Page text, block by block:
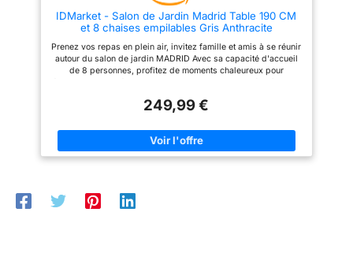
varier légèrement.
Attention : 1. Veuillez
pour prolonger le temps
de service. 2. Ce kit est
dans la boîte 1) dont
varier. Merci de votre
compréhension.
IDMarket - Salon de Jardin Madrid Table 190 CM
et 8 chaises empilables Gris Anthracite
Prenez vos repas en plein air, invitez famille et amis à se réunir
autour du salon de jardin MADRID Avec sa capacité d'accueil
de 8 personnes, profitez de moments chaleureux pour
de table en verre trempé, le salon MADRID apporte modernité
Dimensions chaise : L. 51.5 x l. 68 x H. 84 cm
249,99 €